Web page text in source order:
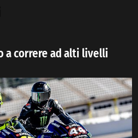
a correre ad alti livelli